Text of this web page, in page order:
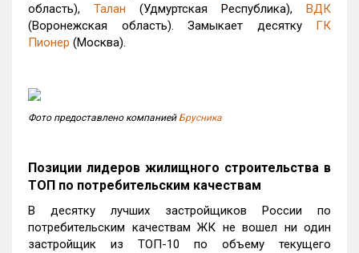
область), Талан (Удмуртская Республика), ВДК
(Воронежская область). Замыкает десятку ГК
Пионер (Москва).
Фото предоставлено компанией Брусника
Позиции лидеров жилищного строительства в
ТОП по потребительским качествам
В десятку лучших застройщиков России по
потребительским качествам ЖК не вошел ни один
застройщик из ТОП-10 по объему текущего